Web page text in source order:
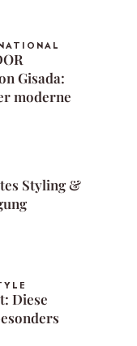
Gisada:
moderne
Styling &
Diese